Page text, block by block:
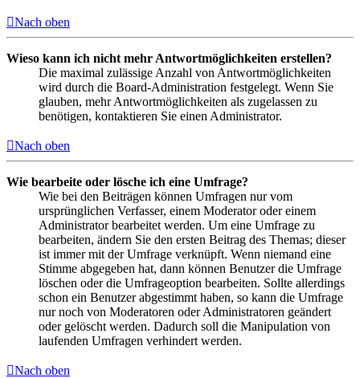
Nach oben
Wieso kann ich nicht mehr Antwortmöglichkeiten erstellen?
Die maximal zulässige Anzahl von Antwortmöglichkeiten
wird durch die Board-Administration festgelegt. Wenn Sie
glauben, mehr Antwortmöglichkeiten als zugelassen zu
benötigen, kontaktieren Sie einen Administrator.
Nach oben
Wie bearbeite oder lösche ich eine Umfrage?
Wie bei den Beiträgen können Umfragen nur vom
ursprünglichen Verfasser, einem Moderator oder einem
Administrator bearbeitet werden. Um eine Umfrage zu
bearbeiten, ändern Sie den ersten Beitrag des Themas; dieser
ist immer mit der Umfrage verknüpft. Wenn niemand eine
Stimme abgegeben hat, dann können Benutzer die Umfrage
löschen oder die Umfrageoption bearbeiten. Sollte allerdings
schon ein Benutzer abgestimmt haben, so kann die Umfrage
nur noch von Moderatoren oder Administratoren geändert
oder gelöscht werden. Dadurch soll die Manipulation von
laufenden Umfragen verhindert werden.
Nach oben